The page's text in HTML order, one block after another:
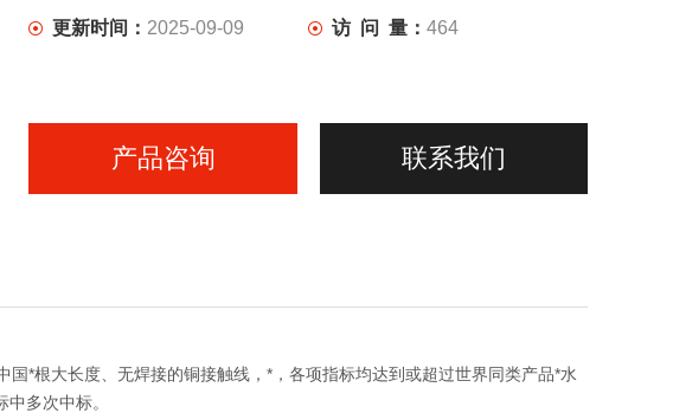
更新时间： 2025-09-09 访 问 量：464
产品咨询 联系我们
根大长度、无焊接的铜接触线，*，各项指标均达到或超过世界同类产品*水
多次中标。